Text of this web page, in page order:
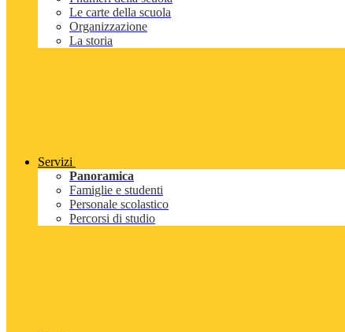
Le carte della scuola
Organizzazione
La storia
Servizi
Panoramica
Famiglie e studenti
Personale scolastico
Percorsi di studio